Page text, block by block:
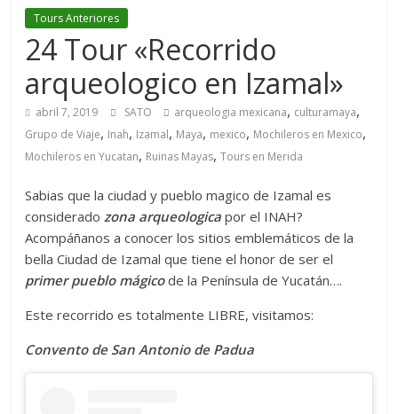
Tours Anteriores
24 Tour «Recorrido
arqueologico en Izamal»
abril 7, 2019 SATO arqueologia mexicana, culturamaya,
Grupo de Viaje, Inah, Izamal, Maya, mexico, Mochileros en Mexico,
Mochileros en Yucatan, Ruinas Mayas,Tours en Merida
Sabias que la ciudad y pueblo magico de Izamal es
considerado zona arqueologica por el INAH?
Acompáñanos a conocer los sitios emblemáticos de la
bella Ciudad de Izamal que tiene el honor de ser el
primer pueblo mágicode la Península de Yucatán….
Este recorrido es totalmente LIBRE, visitamos:
Convento de San Antonio de Padua